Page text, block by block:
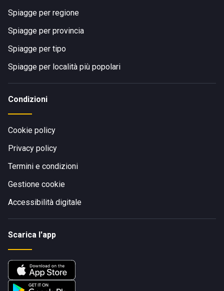
Spiagge per regione
Spiagge per provincia
Spiagge per tipo
Spiagge per località più popolari
Condizioni
Cookie policy
Privacy policy
Termini e condizioni
Gestione cookie
Accessibilità digitale
Scarica l'app